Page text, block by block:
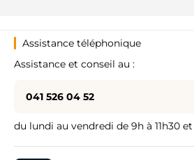
Assistance téléphonique
Assistance et conseil au :
041 526 04 52
du lundi au vendredi de 9h à 11h30 et